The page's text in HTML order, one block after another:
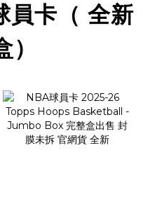
卡（ 全新